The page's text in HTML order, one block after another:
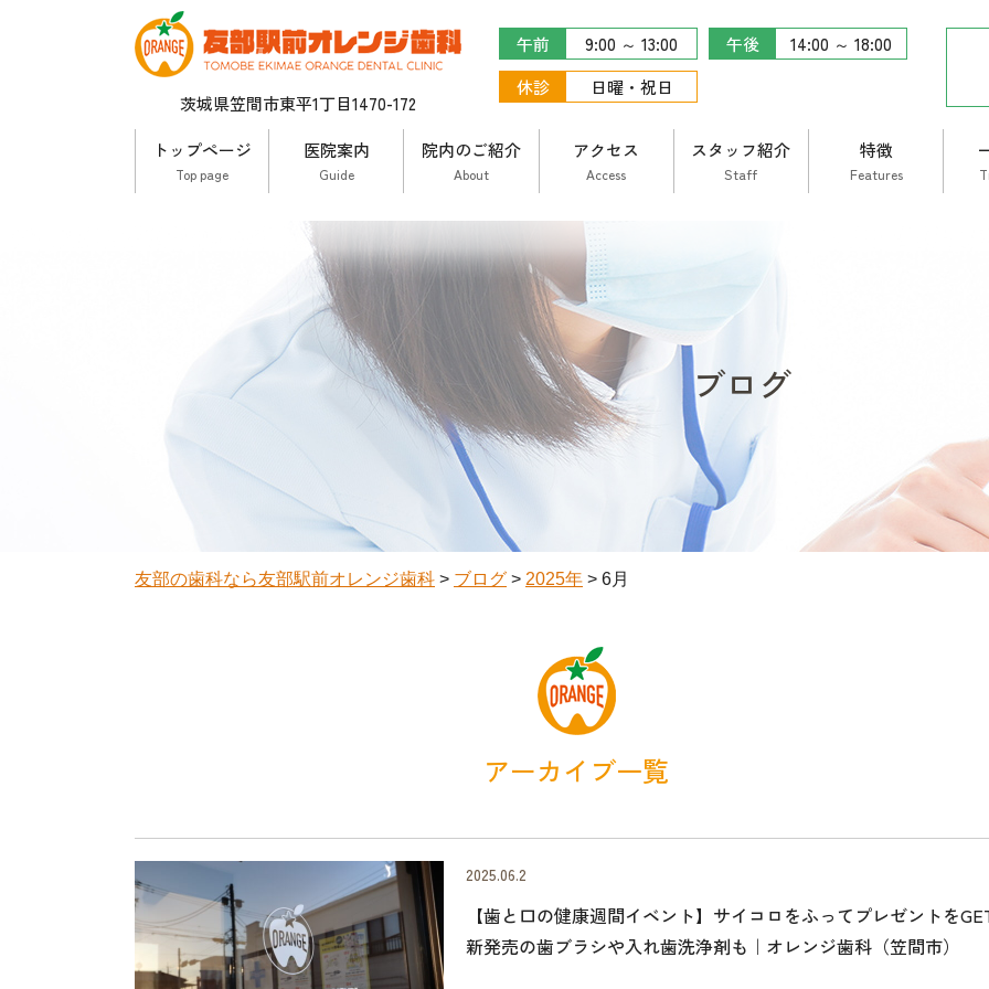
茨城県笠間市東平1丁目1470-172
午前 9:00 ～ 13:00 午後
14:00 ～ 18:00
休診
日曜・祝日
トップページ
Top page
医院案内
Guide
院内のご紹介
About
アクセス
Access
スタッフ紹介
Staff
特徴
Features
ブログ
友部の歯科なら友部駅前オレンジ歯科 > ブログ > 2025年 > 6月
アーカイブ一覧
2025.06.2
【歯と口の健康週間イベント】サイコロをふってプレゼントを
新発売の歯ブラシや入れ歯洗浄剤も｜オレンジ歯科（笠間市）